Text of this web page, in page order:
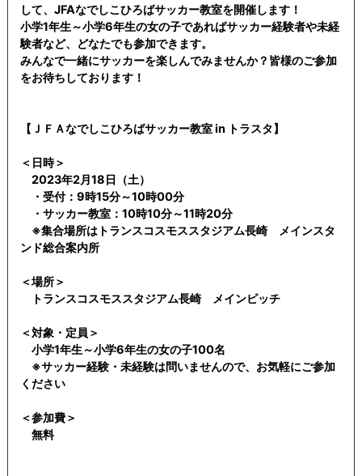
して、JFAなでしこひろばサッカー教室を開催します！
小学1年生～小学6年生の女の子であればサッカー経験者や未経
験者など、どなたでも参加できます。
みんなで一緒にサッカーを楽しんでみませんか？皆様のご参加
をお待ちしております！
【ＪＦＡなでしこひろばサッカー教室 in トラスタ】
＜日時＞
2023年2月18日（土）
・受付：9時15分～10時00分
・サッカー教室：10時10分～11時20分
※集合場所はトランスコスモススタジアム長崎 メインスタ
ンド総合案内所
＜場所＞
トランスコスモススタジアム長崎 メインピッチ
＜対象・定員＞
小学1年生～小学6年生の女の子100名
※サッカー経験・未経験は問いませんので、お気軽にご参加
ください
＜参加費＞
無料